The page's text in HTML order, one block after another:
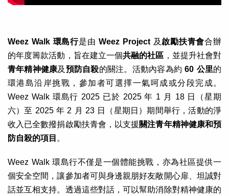
Weez Walk 環島行是由 Weez Project及 啟勵扶青會合辦
的年度籌款活動，旨在建立一個共融的社區 ，並提升社會對
青年精神健康及 預防自殺的關注。活動內容為約60 公里的
環港島沿岸挑戰，參加者可選擇一氣呵成或分段完成。
Weez Walk 環島行 2025 已於 2025 年 1 月 18 日（星期
六）至 2025 年 2 月 23 日（星期日）期間舉行，活動的淨
收入已全數撥捐啟勵扶青會，以支援關注青年精神健康和預
防自殺的項目 。
Weez Walk 環島行不僅是一個體能挑戰，亦為社區提供一
個安全空間，讓參加者可與身邊親朋好友敞開心扉、坦誠對
話並互相支持。透過這些對話，可以幫助消除對精神健康的